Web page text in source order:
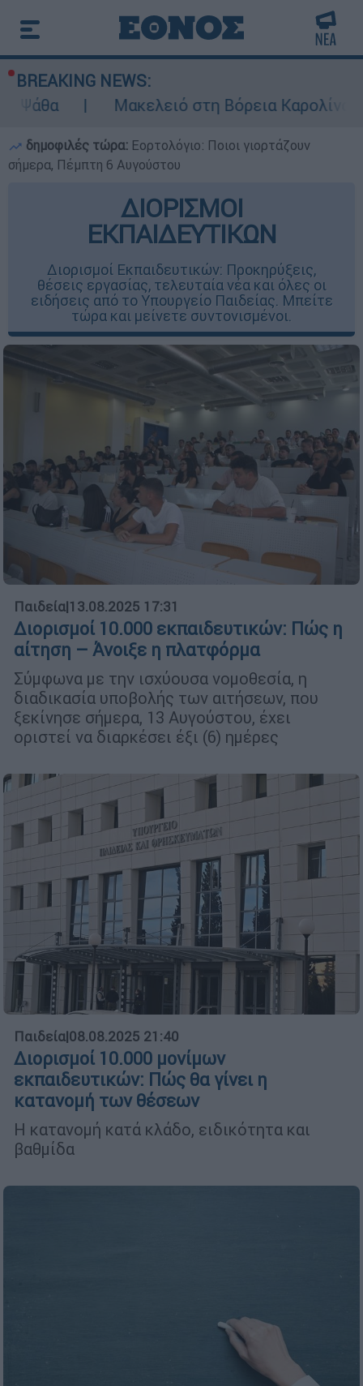
BREAKING NEWS:
Μακελειό στη Βόρεια Καρολίνα ύστερα από
δημοφιλές τώρα: Εορτολόγιο: Ποιοι γιορτάζουν
σήμερα, Πέμπτη 6 Αυγούστου
ΔΙΟΡΙΣΜΟΙ
ΕΚΠΑΙΔΕΥΤΙΚΩΝ
Διορισμοί Εκπαιδευτικών: Προκηρύξεις,
θέσεις εργασίας, τελευταία νέα και όλες οι
ειδήσεις από το Υπουργείο Παιδείας. Μπείτε
τώρα και μείνετε συντονισμένοι.
Παιδεία|13.08.2025 17:31
Διορισμοί 10.000 εκπαιδευτικών: Πώς η
αίτηση – Άνοιξε η πλατφόρμα
Σύμφωνα με την ισχύουσα νομοθεσία, η
διαδικασία υποβολής των αιτήσεων, που
ξεκίνησε σήμερα, 13 Αυγούστου, έχει
οριστεί να διαρκέσει έξι (6) ημέρες
Παιδεία|08.08.2025 21:40
Διορισμοί 10.000 μονίμων
εκπαιδευτικών: Πώς θα γίνει η
κατανομή των θέσεων
Η κατανομή κατά κλάδο, ειδικότητα και
βαθμίδα